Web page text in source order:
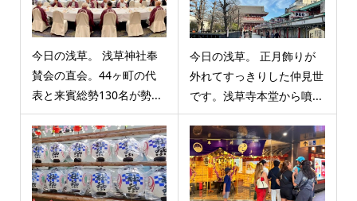
今日の浅草。 浅草神社奉
賛会の直会。44ヶ町の代
表と来賓総勢130名が勢...
今日の浅草。 正月飾りが
外れてすっきりした仲見世
です。浅草寺本堂から噴...